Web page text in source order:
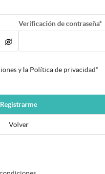
Verificación de contraseña*
y la Política de privacidad*
Registrarme
Volver